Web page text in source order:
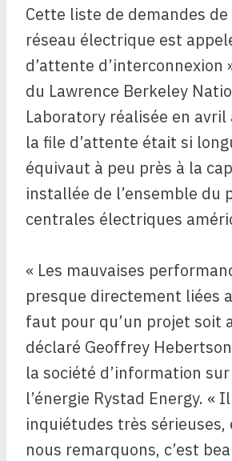
Cette liste de demandes
réseau électrique est
d’attente d’interconnexion
du Lawrence Berkeley
Laboratory réalisée en avril
la file d’attente était si
équivaut à peu près à la
installée de l’ensemble du
centrales électriques
« Les mauvaises
presque directement liées
faut pour qu’un projet soit
déclaré Geoffrey
la société d’information
l’énergie Rystad Energy. «
inquiétudes très sérieuses,
nous remarquons, c’est